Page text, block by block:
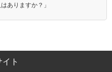
ありますか？」
ト